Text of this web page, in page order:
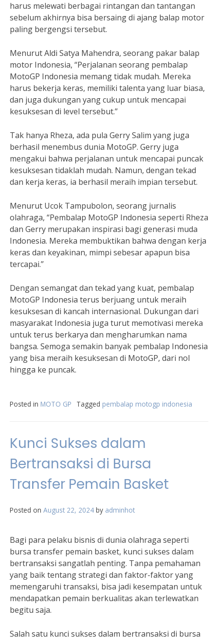
harus melewati berbagai rintangan dan tantangan
sebelum akhirnya bisa bersaing di ajang balap motor
paling bergengsi tersebut.
Menurut Aldi Satya Mahendra, seorang pakar balap
motor Indonesia, “Perjalanan seorang pembalap
MotoGP Indonesia memang tidak mudah. Mereka
harus bekerja keras, memiliki talenta yang luar biasa,
dan juga dukungan yang cukup untuk mencapai
kesuksesan di level tersebut.”
Tak hanya Rheza, ada pula Gerry Salim yang juga
berhasil menembus dunia MotoGP. Gerry juga
mengakui bahwa perjalanan untuk mencapai puncak
kesuksesan tidaklah mudah. Namun, dengan tekad
dan kerja keras, ia berhasil meraih impian tersebut.
Menurut Ucok Tampubolon, seorang jurnalis
olahraga, “Pembalap MotoGP Indonesia seperti Rheza
dan Gerry merupakan inspirasi bagi generasi muda
Indonesia. Mereka membuktikan bahwa dengan kerja
keras dan keyakinan, mimpi sebesar apapun bisa
tercapai.”
Dengan semangat dan tekad yang kuat, pembalap
MotoGP Indonesia terus berjuang untuk meraih
kesuksesan di kancah internasional. Dukungan dari
masyarakat Indonesia juga turut memotivasi mereka
untuk terus berkarya dan mengharumkan nama
bangsa. Semoga semakin banyak pembalap Indonesia
yang bisa meraih kesuksesan di MotoGP, dari nol
hingga ke puncak.
Posted in MOTO GP Tagged pembalap motogp indonesia
Kunci Sukses dalam
Bertransaksi di Bursa
Transfer Pemain Basket
Posted on August 22, 2024 by adminhot
Bagi para pelaku bisnis di dunia olahraga seperti
bursa transfer pemain basket, kunci sukses dalam
bertransaksi sangatlah penting. Tanpa pemahaman
yang baik tentang strategi dan faktor-faktor yang
memengaruhi transaksi, bisa jadi kesempatan untuk
mendapatkan pemain berkualitas akan terlewatkan
begitu saja.
Salah satu kunci sukses dalam bertransaksi di bursa